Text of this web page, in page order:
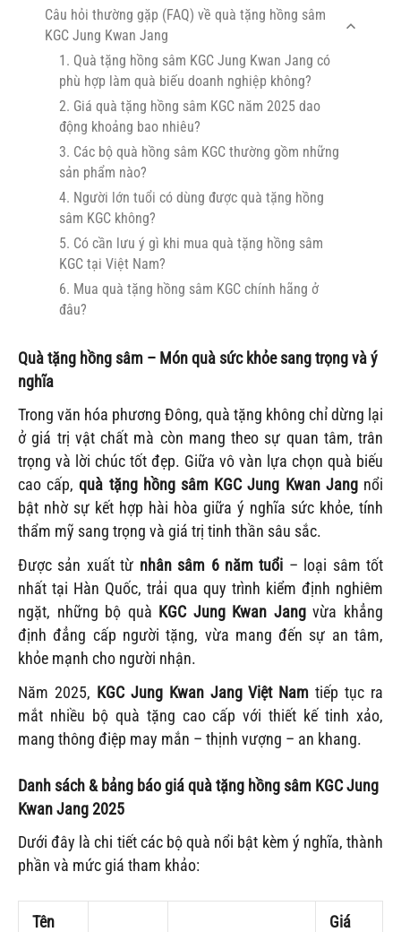
Câu hỏi thường gặp (FAQ) về quà tặng hồng sâm
KGC Jung Kwan Jang
1. Quà tặng hồng sâm KGC Jung Kwan Jang có
phù hợp làm quà biếu doanh nghiệp không?
2. Giá quà tặng hồng sâm KGC năm 2025 dao
động khoảng bao nhiêu?
3. Các bộ quà hồng sâm KGC thường gồm những
sản phẩm nào?
4. Người lớn tuổi có dùng được quà tặng hồng
sâm KGC không?
5. Có cần lưu ý gì khi mua quà tặng hồng sâm
KGC tại Việt Nam?
6. Mua quà tặng hồng sâm KGC chính hãng ở
đâu?
Quà tặng hồng sâm – Món quà sức khỏe sang trọng và ý
nghĩa
Trong văn hóa phương Đông, quà tặng không chỉ dừng lại
ở giá trị vật chất mà còn mang theo sự quan tâm, trân
trọng và lời chúc tốt đẹp. Giữa vô vàn lựa chọn quà biếu
cao cấp,quà tặng hồng sâm KGC Jung Kwan Jangnổi
bật nhờ sự kết hợp hài hòa giữa ý nghĩa sức khỏe, tính
thẩm mỹ sang trọng và giá trị tinh thần sâu sắc.
Được sản xuất từ nhân sâm 6 năm tuổi – loại sâm tốt
nhất tại Hàn Quốc, trải qua quy trình kiểm định nghiêm
ngặt, những bộ quà KGC Jung Kwan Jangvừa khẳng
định đẳng cấp người tặng, vừa mang đến sự an tâm,
khỏe mạnh cho người nhận.
Năm 2025, KGC Jung Kwan Jang Việt Namtiếp tục ra
mắt nhiều bộ quà tặng cao cấp với thiết kế tinh xảo,
mang thông điệp may mắn – thịnh vượng – an khang.
Danh sách & bảng báo giá quà tặng hồng sâm KGC Jung
Kwan Jang 2025
Dưới đây là chi tiết các bộ quà nổi bật kèm ý nghĩa, thành
phần và mức giá tham khảo:
Tên
Giá